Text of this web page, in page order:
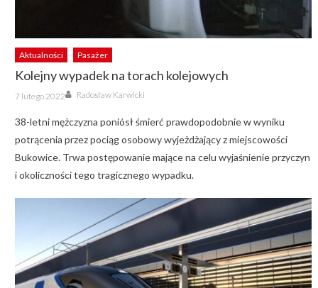
Aktualności Pasażer
Kolejny wypadek na torach kolejowych
Posted
on
7 lutego 2022 Author
Radosław Karwicki
38-letni mężczyzna poniósł śmierć prawdopodobnie w wyniku
potrącenia przez pociąg osobowy wyjeżdżający z miejscowości
Bukowice. Trwa postępowanie mające na celu wyjaśnienie przyczyn
i okoliczności tego tragicznego wypadku.